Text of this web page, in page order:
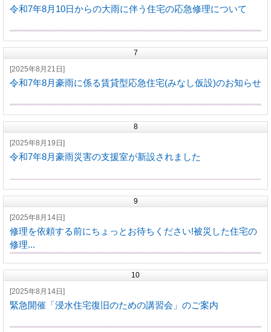
令和7年8月10日からの大雨に伴う住宅の応急修理について
7
[2025年8月21日]
令和7年8月豪雨に係る賃貸型応急住宅(みなし仮設)のお知らせ
8
[2025年8月19日]
令和7年8月豪雨災害の支援室が新設されました
9
[2025年8月14日]
修理を依頼する前にちょっとお待ちください!被災した住宅の
修理...
10
[2025年8月14日]
緊急開催「浸水住宅復旧のための講習会」のご案内